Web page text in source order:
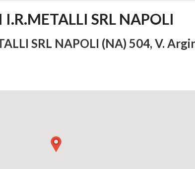
SRL NAPOLI
SRL NAPOLI (NA) 504, V.